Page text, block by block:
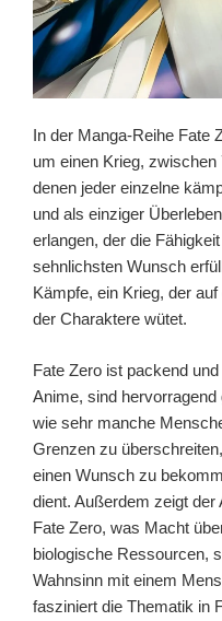
In der Manga-Reihe Fate
um einen Krieg,
denen jeder einzelne
und als einziger
erlangen, der die
sehnlichsten Wunsch
Kämpfe, ein Krieg, der
der Charaktere wütet.
Fate Zero ist packend
Anime, sind
wie sehr manche
Grenzen zu
einen Wunsch zu
dient. Außerdem zeigt
Fate Zero, was Macht
biologische Ressourcen,
Wahnsinn mit einem
fasziniert die Thematik in